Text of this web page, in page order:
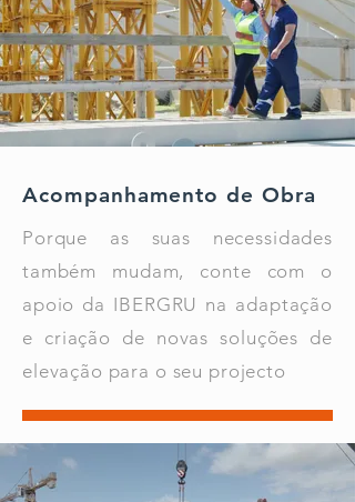
Acompanhamento de Obra
Porque as suas necessidades
também mudam, conte com o
apoio da IBERGRU na adaptação
e criação de novas soluções de
elevação para o seu projecto